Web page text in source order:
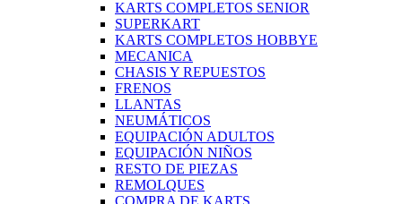
KARTS COMPLETOS SENIOR
SUPERKART
KARTS COMPLETOS HOBBYE
MECANICA
CHASIS Y REPUESTOS
FRENOS
LLANTAS
NEUMÁTICOS
EQUIPACIÓN ADULTOS
EQUIPACIÓN NIÑOS
RESTO DE PIEZAS
REMOLQUES
COMPRA DE KARTS